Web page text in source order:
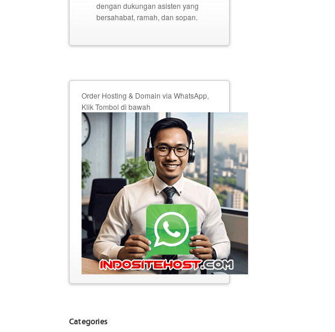
dengan dukungan asisten yang
bersahabat, ramah, dan sopan.
Order Hosting & Domain via WhatsApp,
Klik Tombol di bawah
Categories